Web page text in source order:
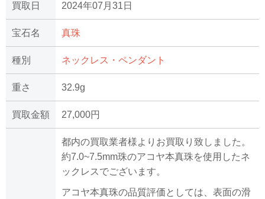
買取日 2024年07月31日
宝石名 真珠
種別 ネックレス・ペンダント
重さ 32.9g
買取金額 27,000円
都内の買取業者様よりお買取り致しました。
約7.0~7.5mm珠のアコヤ本真珠を使用したネ
ックレスでございます。
アコヤ本真珠の品質評価としては、表面の滑